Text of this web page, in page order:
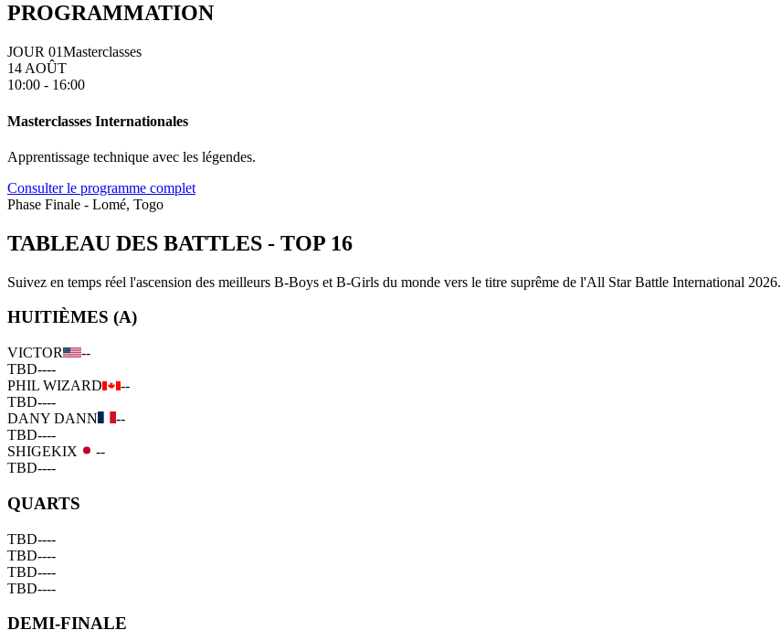
PROGRAMMATION
JOUR 01Masterclasses
14 AOÛT
10:00 - 16:00
Masterclasses Internationales
Apprentissage technique avec les légendes.
Consulter le programme complet
Phase Finale - Lomé, Togo
TABLEAU DES BATTLES - TOP 16
Suivez en temps réel l'ascension des meilleurs B-Boys et B-Girls du monde vers le titre suprême de l'All Star Battle International 2026.
HUITIÈMES (A)
VICTOR
--
TBD----
PHIL WIZARD
--
TBD----
DANY DANN
--
TBD----
SHIGEKIX
--
TBD----
QUARTS
TBD----
TBD----
TBD----
TBD----
DEMI-FINALE